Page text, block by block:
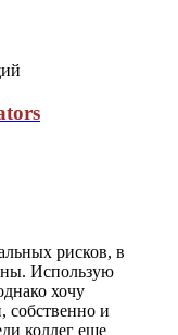
рисков, в
Использую
хочу
собственно и
коллег еще